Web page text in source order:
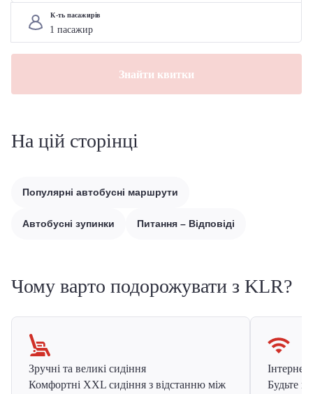
К-ть пасажирів
Знайти квитки
На цій сторінці
Популярні автобусні маршрути
Автобусні зупинки Питання – Відповіді
Чому варто подорожувати з KLR?
Зручні та великі сидіння
Комфортні XXL сидіння з відстанню між
Інтернет
Будьте